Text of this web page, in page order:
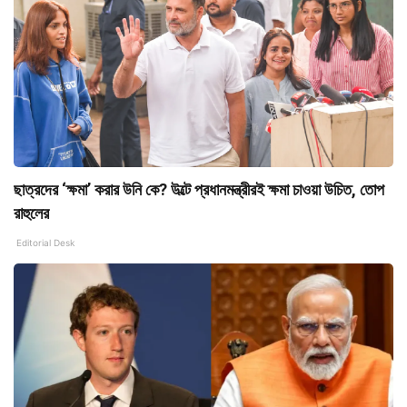
ছাত্রদের ‘ক্ষমা’ করার উনি কে? উল্টে প্রধানমন্ত্রীরই ক্ষমা চাওয়া উচিত, তোপ
রাহুলের
Editorial Desk